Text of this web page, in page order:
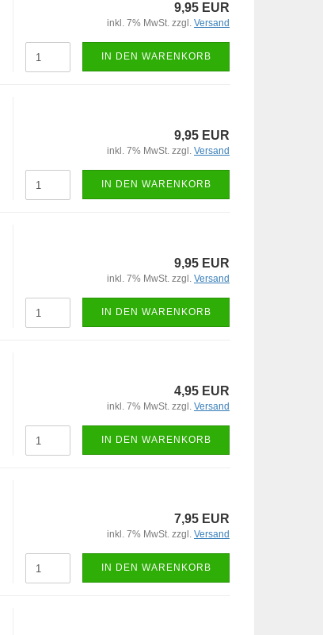
9,95 EUR
inkl. 7% MwSt. zzgl. Versand
IN DEN WARENKORB
9,95 EUR
inkl. 7% MwSt. zzgl. Versand
IN DEN WARENKORB
9,95 EUR
inkl. 7% MwSt. zzgl. Versand
IN DEN WARENKORB
4,95 EUR
inkl. 7% MwSt. zzgl. Versand
IN DEN WARENKORB
7,95 EUR
inkl. 7% MwSt. zzgl. Versand
IN DEN WARENKORB